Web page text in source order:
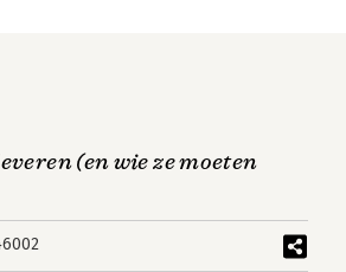
(en wie ze moeten